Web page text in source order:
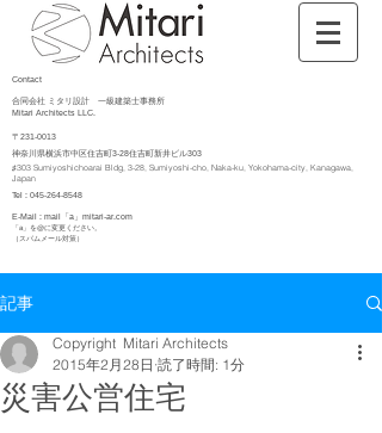
Contact
合同会社 ミタリ設計 一級建築士事務所
Mitari Architects LLC.
〒231-0013
神奈川県横浜市中区住吉町3-28住吉町新井ビル303
♯303 Sumiyoshichoarai Bldg, 3-28, Sumiyoshi-cho, Naka-ku, Yokohama-city, Kanagawa,
Japan
Tel : 045-264-8548
E-Mail : mail「a」mitari-ar.com
「a」​を@に変更ください。
（スパムメール対策）
記事
災害公営住宅
Copyright Mitari Architects
2015年2月28日 読了時間: 1分